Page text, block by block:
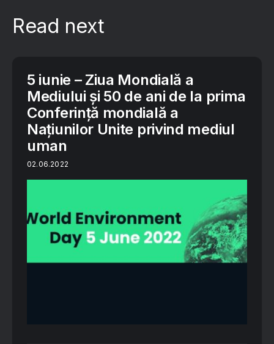
Read next
5 iunie – Ziua Mondială a
Mediului și 50 de ani de la prima
Conferință mondială a
Națiunilor Unite privind mediul
uman
02.06.2022